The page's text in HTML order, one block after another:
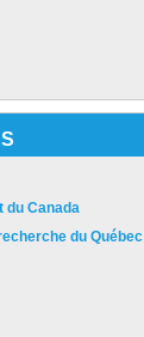
du Canada
du Québec